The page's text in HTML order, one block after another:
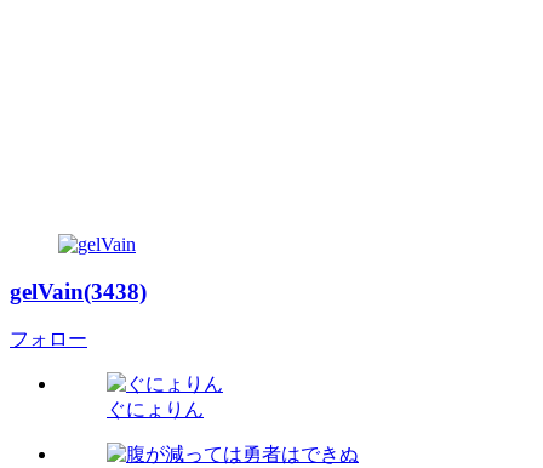
gelVain(3438)
フォロー
ぐにょりん